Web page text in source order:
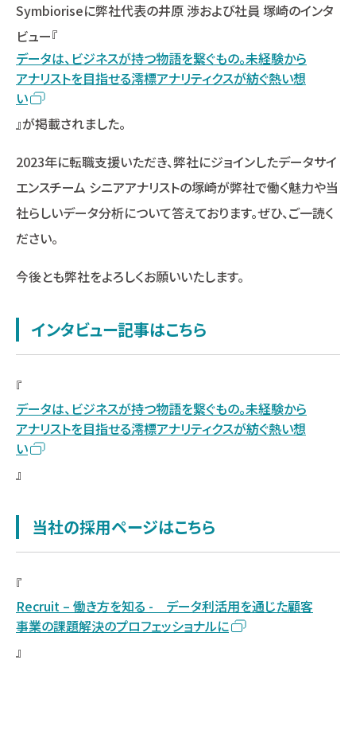
Symbioriseに弊社代表の井原 渉および社員 塚崎のインタ
ビュー『
データは、ビジネスが持つ物語を繋ぐもの。未経験から
アナリストを目指せる澪標アナリティクスが紡ぐ熱い想
い
』が掲載されました。
2023年に転職支援いただき、弊社にジョインしたデータサイ
エンスチーム シニアアナリストの塚崎が弊社で働く魅力や当
社らしいデータ分析について答えております。ぜひ、ご一読く
ださい。
今後とも弊社をよろしくお願いいたします。
インタビュー記事はこちら
『
データは、ビジネスが持つ物語を繋ぐもの。未経験から
アナリストを目指せる澪標アナリティクスが紡ぐ熱い想
い
』
当社の採用ページはこちら
『
Recruit – 働き方を知る - データ利活用を通じた顧客
事業の課題解決のプロフェッショナルに
』